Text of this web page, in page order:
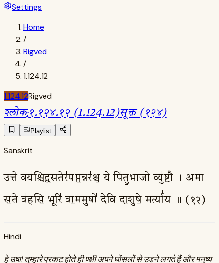
Settings
Home
/
Rigved
/
1.124.12
1.124.12Rigved
श्लोक:१.१२४.१२ (1.124.12)सूक्त (१२४)
Playlist
Sanskrit
उत्ते॒ वय॑श्चिद्वस॒तेर॑पप्त॒न्नर॑श्च॒ ये पि॑तु॒भाजो॒ व्यु॑ष्टौ । अ॒मा
स॒ते व॑हसि॒ भूरि॑ वा॒ममुषो॑ देवि दा॒शुषे॒ मर्त्या॑य ॥ (१२)
Hindi
हे उषा! तुम्हारे प्रकट होते ही पक्षी अपने घोंसलों से उड़ने लगते हैं और मनुष्य